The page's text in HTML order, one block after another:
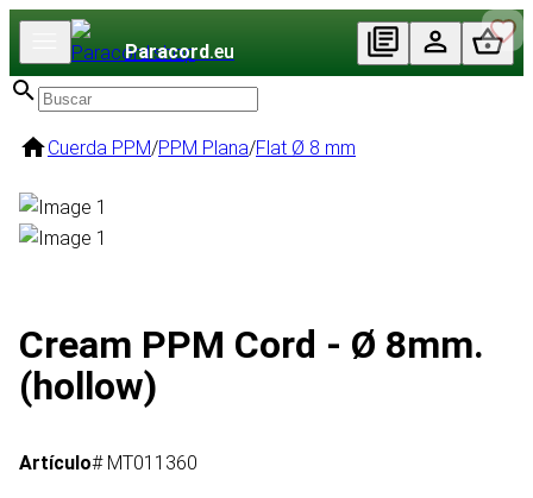
Paracord.eu
Cuerda PPM/PPM Plana/Flat Ø 8 mm
Cream PPM Cord - Ø 8mm.
(hollow)
Artículo# MT011360